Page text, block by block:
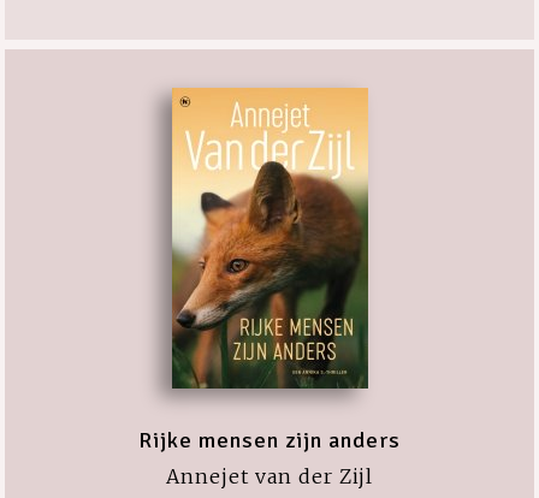
Rijke mensen zijn anders
Annejet van der Zijl